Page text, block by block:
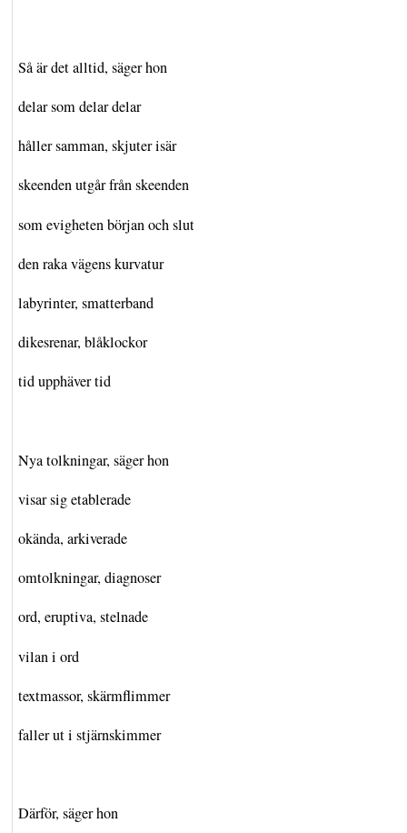
Så är det alltid, säger hon
delar som delar delar
håller samman, skjuter isär
skeenden utgår från skeenden
som evigheten början och slut
den raka vägens kurvatur
labyrinter, smatterband
dikesrenar, blåklockor
tid upphäver tid
Nya tolkningar, säger hon
visar sig etablerade
okända, arkiverade
omtolkningar, diagnoser
ord, eruptiva, stelnade
vilan i ord
textmassor, skärmflimmer
faller ut i stjärnskimmer
Därför, säger hon